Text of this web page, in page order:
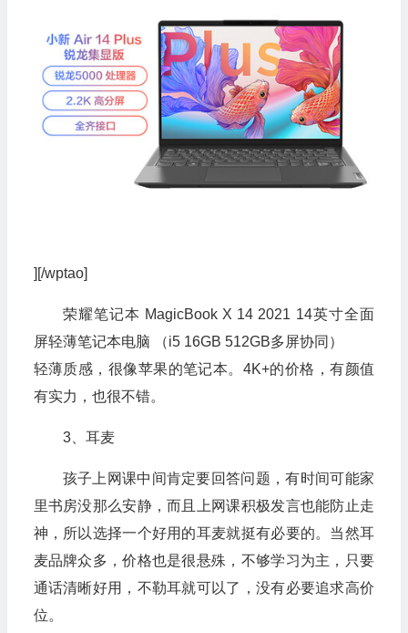
][/wptao]
荣耀笔记本 MagicBook X 14 2021 14英寸全面
屏轻薄笔记本电脑 （i5 16GB 512GB多屏协同）
轻薄质感，很像苹果的笔记本。4K+的价格，有颜值
有实力，也很不错。
3、耳麦
孩子上网课中间肯定要回答问题，有时间可能家
里书房没那么安静，而且上网课积极发言也能防止走
神，所以选择一个好用的耳麦就挺有必要的。当然耳
麦品牌众多，价格也是很悬殊，不够学习为主，只要
通话清晰好用，不勒耳就可以了，没有必要追求高价
位。